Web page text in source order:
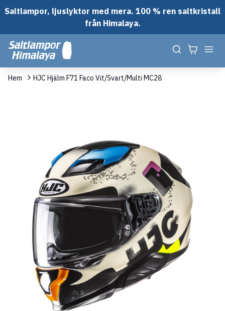
Saltlampor, ljuslyktor med mera. 100 % ren saltkristall
från Himalaya.
Hem HJC Hjälm F71 Faco Vit/Svart/Multi MC28